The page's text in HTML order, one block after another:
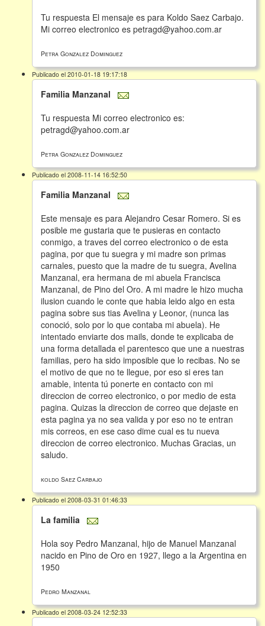
Tu respuesta El mensaje es para Koldo Saez Carbajo.
Mi correo electronico es petragd@yahoo.com.ar
Petra Gonzalez Dominguez
Publicado el 2010-01-18 19:17:18
Familia Manzanal
Tu respuesta Mi correo electronico es:
petragd@yahoo.com.ar
Petra Gonzalez Dominguez
Publicado el 2008-11-14 16:52:50
Familia Manzanal
Este mensaje es para Alejandro Cesar Romero. Si es
posible me gustaria que te pusieras en contacto
conmigo, a traves del correo electronico o de esta
pagina, por que tu suegra y mi madre son primas
carnales, puesto que la madre de tu suegra, Avelina
Manzanal, era hermana de mi abuela Francisca
Manzanal, de Pino del Oro. A mi madre le hizo mucha
ilusion cuando le conte que habia leido algo en esta
pagina sobre sus tias Avelina y Leonor, (nunca las
conoció, solo por lo que contaba mi abuela). He
intentado enviarte dos mails, donde te explicaba de
una forma detallada el parentesco que une a nuestras
familias, pero ha sido imposible que lo recibas. No se
el motivo de que no te llegue, por eso si eres tan
amable, intenta tú ponerte en contacto con mi
direccion de correo electronico, o por medio de esta
pagina. Quizas la direccion de correo que dejaste en
esta pagina ya no sea valida y por eso no te entran
mis correos, en ese caso dime cual es tu nueva
direccion de correo electronico. Muchas Gracias, un
saludo.
koldo Saez Carbajo
Publicado el 2008-03-31 01:46:33
La familia
Hola soy Pedro Manzanal, hijo de Manuel Manzanal
nacido en Pino de Oro en 1927, llego a la Argentina en
1950
Pedro Manzanal
Publicado el 2008-03-24 12:52:33